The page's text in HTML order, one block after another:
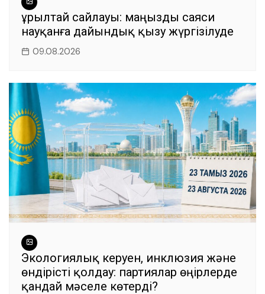
Құрылтай сайлауы: маңызды саяси
науқанға дайындық қызу жүргізілуде
09.08.2026
Экологиялық керуен, инклюзия және
өндірісті қолдау: партиялар өңірлерде
қандай мәселе көтерді?